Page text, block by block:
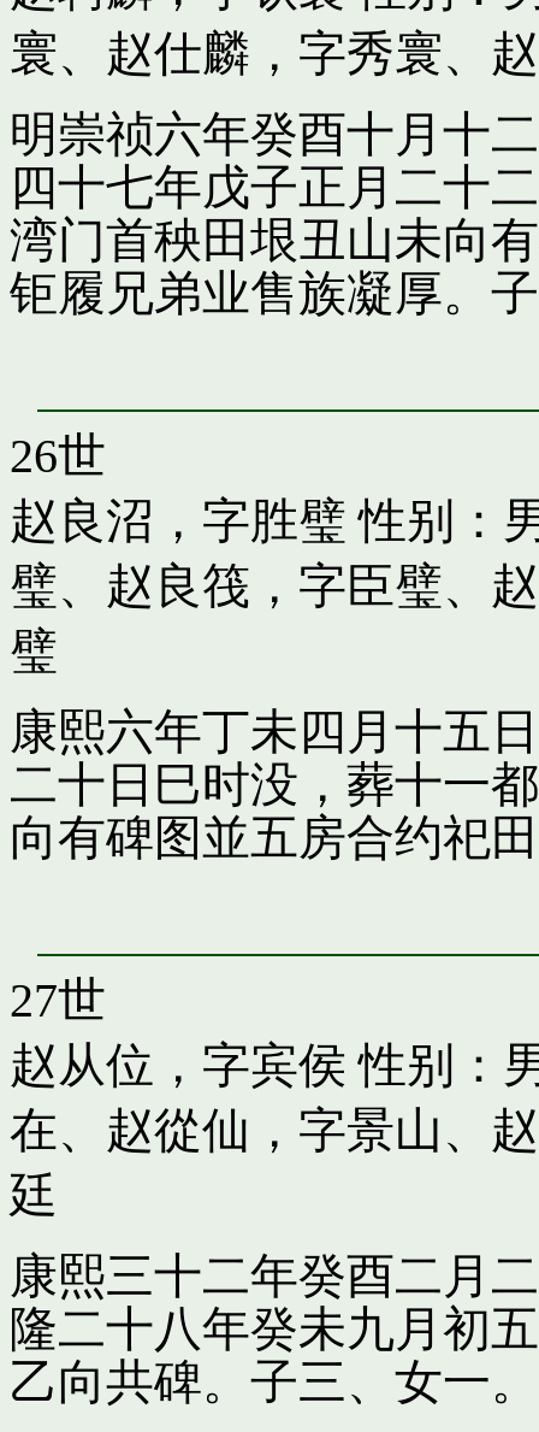
寰、 赵仕麟，字秀寰、
明崇祯六年癸酉十月十
四十七年戊子正月二十
湾门首秧田垠丑山未向
钜履兄弟业售族凝厚。
26世
赵良沼，字胜璧 性别：
璧、 赵良筏，字臣璧、
璧
康熙六年丁未四月十五
二十日巳时没，葬十一
向有碑图並五房合约祀
27世
赵从位，字宾侯 性别：
在、 赵從仙，字景山、
廷
康熙三十二年癸酉二月
隆二十八年癸未九月初
乙向共碑。子三、女一。